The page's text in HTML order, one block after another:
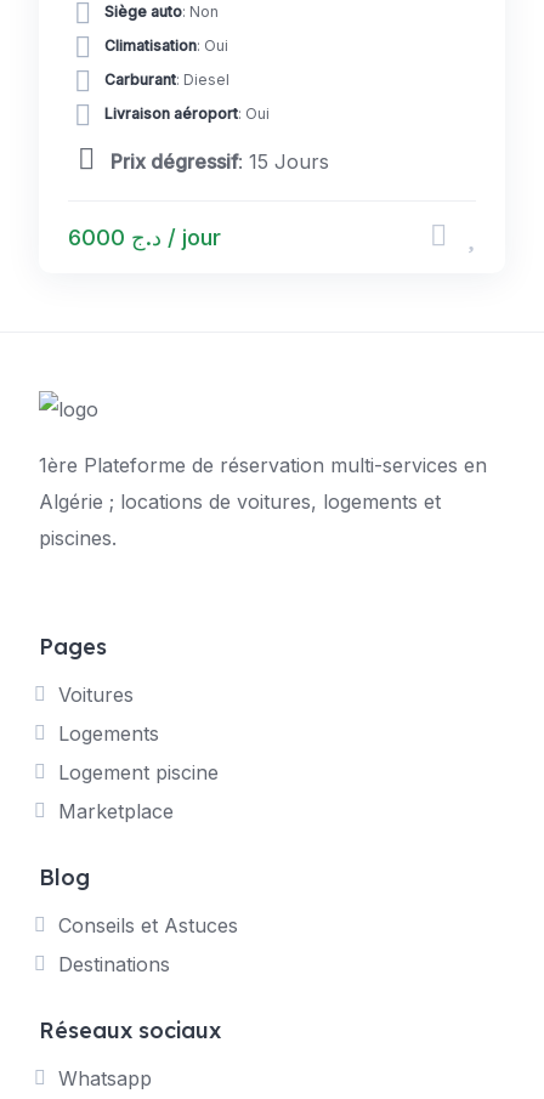
Siège auto: Non
Climatisation: Oui
Carburant: Diesel
Livraison aéroport: Oui
Prix dégressif: 15 Jours
د.ج 6000 / jour
1ère Plateforme de réservation multi-services en
Algérie ; locations de voitures, logements et
piscines.
Pages
Voitures
Logements
Logement piscine
Marketplace
Blog
Conseils et Astuces
Destinations
Réseaux sociaux
Whatsapp